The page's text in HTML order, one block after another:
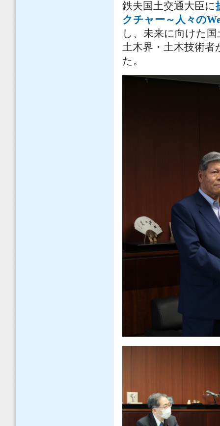
鉄夫国土交通大臣に
クチャー～人々の
し、未来に向けた
土木界・土木技術
た。